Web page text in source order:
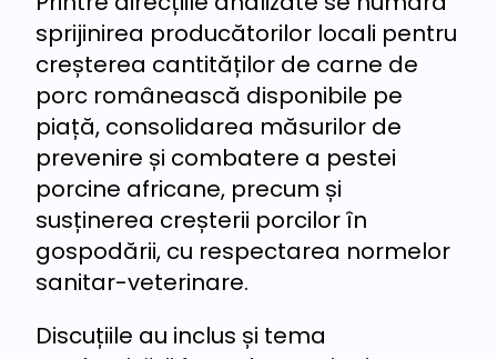
sprijinirea producătorilor locali pentru
creșterea cantităților de carne de
porc românească disponibile pe
piață, consolidarea măsurilor de
prevenire și combatere a pestei
porcine africane, precum și
susținerea creșterii porcilor în
gospodării, cu respectarea normelor
sanitar-veterinare.
Discuțiile au inclus și tema